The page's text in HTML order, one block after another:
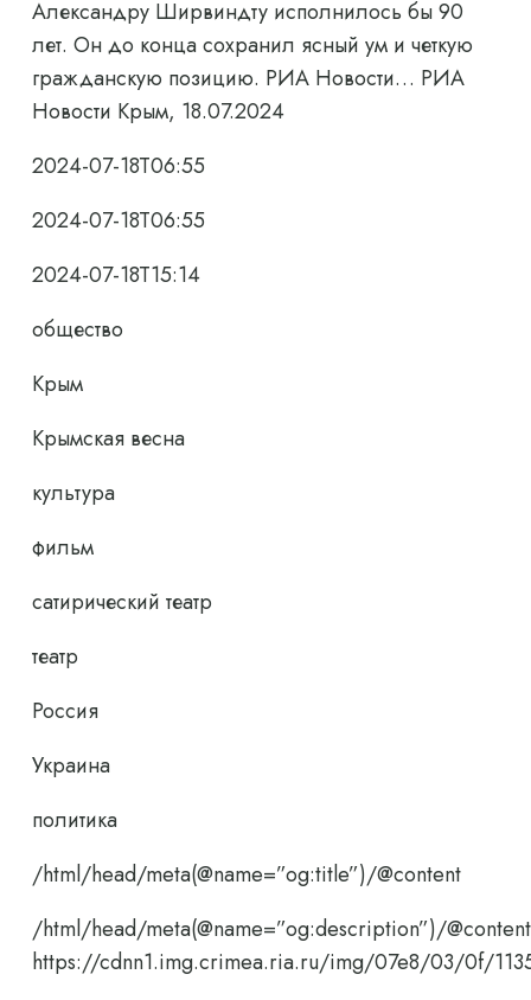
Александру Ширвиндту исполнилось бы 90
лет. Он до конца сохранил ясный ум и четкую
гражданскую позицию. РИА Новости… РИА
Новости Крым, 18.07.2024
2024-07-18T06:55
2024-07-18T06:55
2024-07-18T15:14
общество
Крым
Крымская весна
культура
фильм
сатирический театр
театр
Россия
Украина
политика
/html/head/meta(@name=”og:title”)/@content
/html/head/meta(@name=”og:description”)/@content
https://cdnn1.img.crimea.ria.ru/img/07e8/03/0f/